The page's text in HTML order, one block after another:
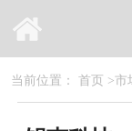
当前位置： 首页 >市